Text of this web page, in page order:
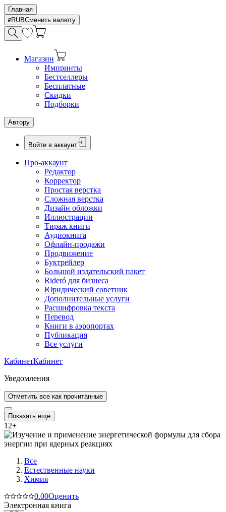
Главная
RUBСменить валюту
Магазин
Импринты
Бестселлеры
Бесплатные
Скидки
Подборки
Автору
Войти в аккаунт
Про-аккаунт
Редактор
Корректор
Простая верстка
Сложная верстка
Дизайн обложки
Иллюстрации
Тираж книги
Аудиокнига
Офлайн-продажи
Продвижение
Буктрейлер
Большой издательский пакет
Rideró для бизнеса
Юридический советник
Дополнительные услуги
Расшифровка текста
Перевод
Книги в аэропортах
Публикация
Все услуги
КабинетКабинет
Уведомления
Отметить все как прочитанные
Показать ещё
12+
Все
Естественные науки
Химия
0.00Оценить
Электронная книга